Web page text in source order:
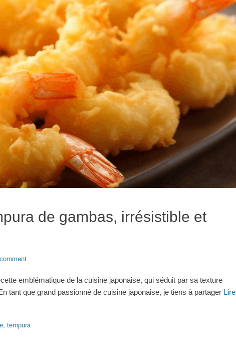
de gambas, irrésistible et
emblématique de la cuisine japonaise, qui séduit par sa texture
tant que grand passionné de cuisine japonaise, je tiens à partager Lire
, tempura